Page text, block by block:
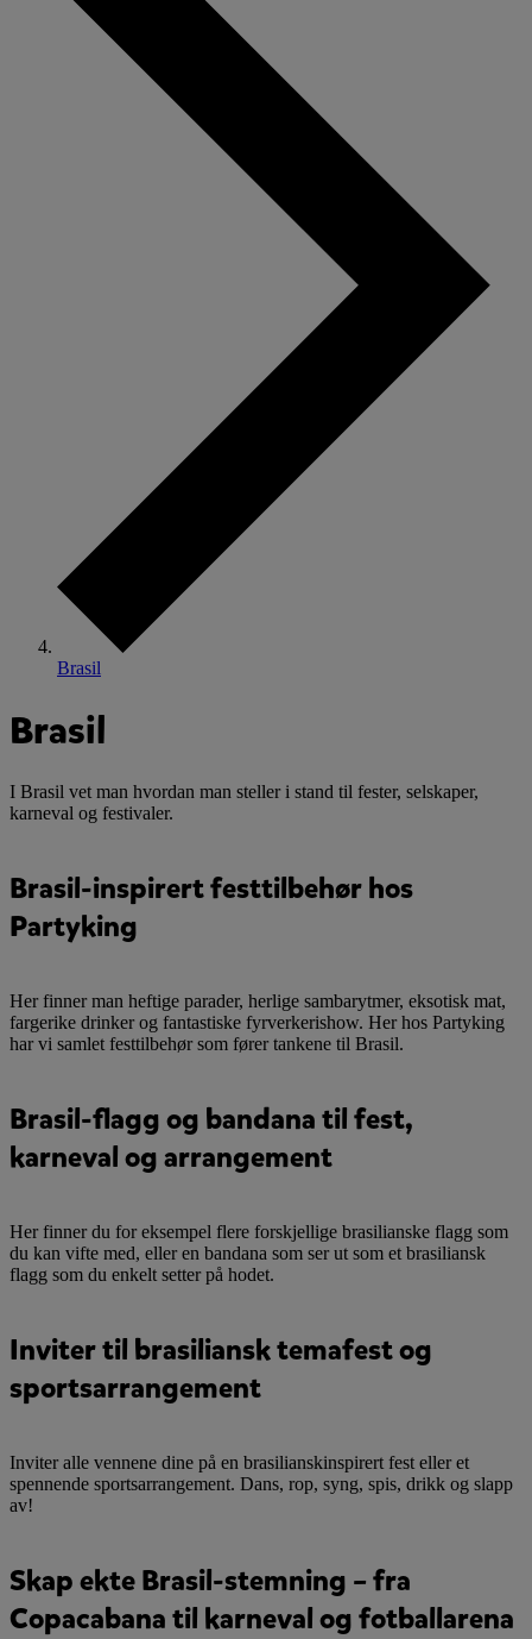
Brasil
Brasil
I Brasil vet man hvordan man steller i stand til fester, selskaper,
karneval og festivaler.
Brasil-inspirert festtilbehør hos
Partyking
Her finner man heftige parader, herlige sambarytmer, eksotisk mat,
fargerike drinker og fantastiske fyrverkerishow. Her hos Partyking
har vi samlet festtilbehør som fører tankene til Brasil.
Brasil-flagg og bandana til fest,
karneval og arrangement
Her finner du for eksempel flere forskjellige brasilianske flagg som
du kan vifte med, eller en bandana som ser ut som et brasiliansk
flagg som du enkelt setter på hodet.
Inviter til brasiliansk temafest og
sportsarrangement
Inviter alle vennene dine på en brasilianskinspirert fest eller et
spennende sportsarrangement. Dans, rop, syng, spis, drikk og slapp
av!
Skap ekte Brasil-stemning – fra
Copacabana til karneval og fotballarena